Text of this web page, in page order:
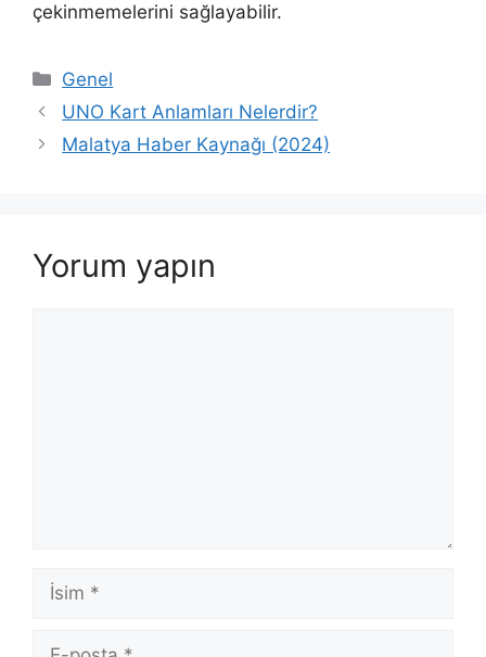
çekinmemelerini sağlayabilir.
Kategoriler
Genel
UNO Kart Anlamları Nelerdir?
Malatya Haber Kaynağı (2024)
Yorum yapın
İsim